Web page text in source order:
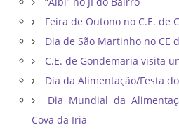
Feira de Outono no C.E. de
Dia de São Martinho no CE
C.E. de Gondemaria visita
Dia da Alimentação/Festa
Dia Mundial da
Cova da Iria